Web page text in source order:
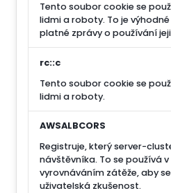
Tento soubor cookie se
lidmi a roboty. To je
platné zprávy o používání
rc::c
Tento soubor cookie se
lidmi a roboty.
AWSALBCORS
Registruje, který server-
návštěvníka. To se používá
vyrovnáváním zátěže, aby
uživatelská zkušenost.